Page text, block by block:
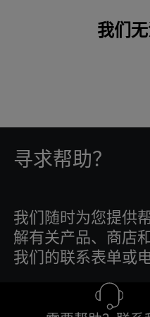
我们
寻求帮助？
我们随时为您提供
解有关产品、商店
我们的联系表单或